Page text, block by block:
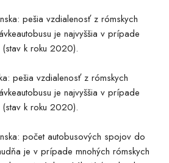
pešia vzdialenosť z rómskych
je najvyššia v prípade
k roku 2020).